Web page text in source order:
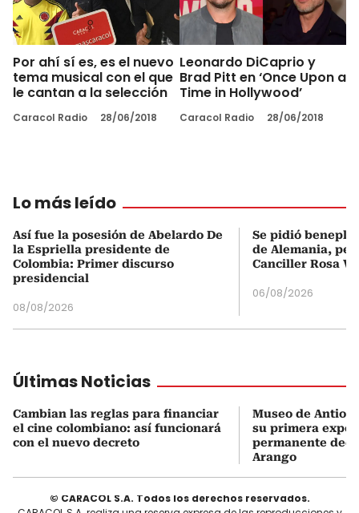
Por ahí sí es, es el nuevo
tema musical con el que
le cantan a la selección
Caracol Radio 28/06/2018
Leonardo DiCaprio y
Brad Pitt en ‘Once Upon a
Time in Hollywood’
Caracol Radio 28/06/2018
Lo más leído
Así fue la posesión de Abelardo De
la Espriella presidente de
Colombia: Primer discurso
presidencial
08/08/2026
Se pidió
de Alemania,
Canciller Rosa
06/08/2026
Últimas Noticias
Cambian las reglas para financiar
el cine colombiano: así funcionará
con el nuevo decreto
Museo de
su primera
permanente
Arango
© CARACOL S.A. Todos los derechos reservados.